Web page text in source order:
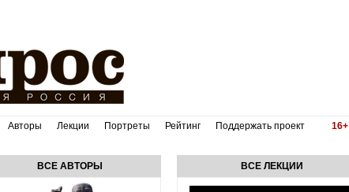
Авторы Лекции Портреты Рейтинг Поддержать проект 16+
ВСЕ АВТОРЫ ВСЕ ЛЕКЦИИ